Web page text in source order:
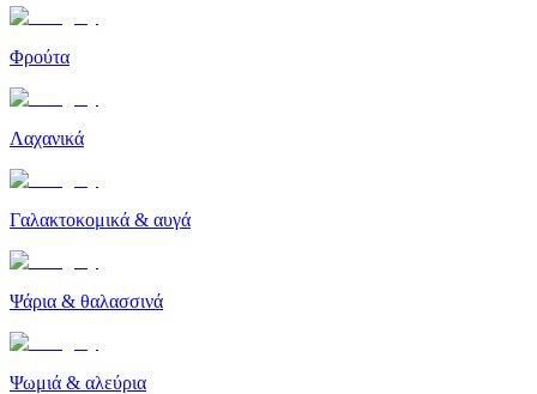
Φρούτα
Λαχανικά
Γαλακτοκομικά & αυγά
Ψάρια & θαλασσινά
Ψωμιά & αλεύρια